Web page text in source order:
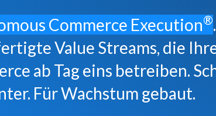
Commerce Execution®.
Value Streams, die
ab Tag eins betreiben.
Für Wachstum gebaut.